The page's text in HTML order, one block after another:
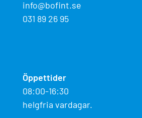
info@bofint.se
031 89 26 95
Öppettider
08:00-16:30
helgfria vardagar.